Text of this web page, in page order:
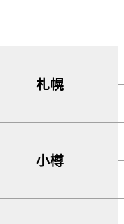
札幌
小樽